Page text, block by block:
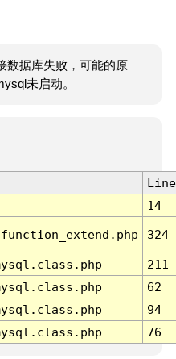
数据库失败，可能的原
未启动。
Line
14
324
211
62
94
76